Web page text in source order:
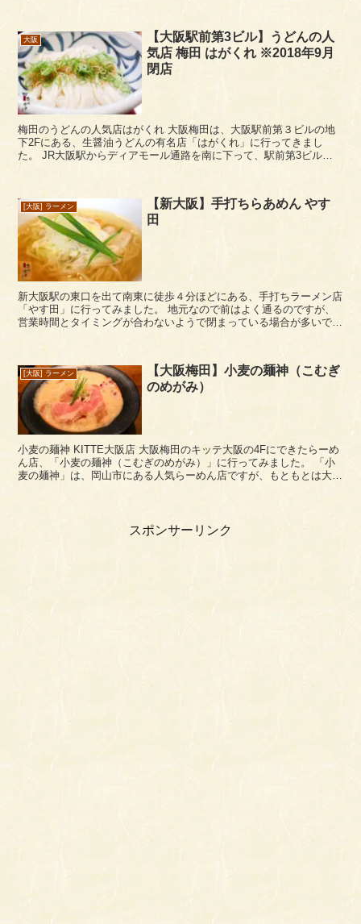
大阪
【大阪駅前第3ビル】うどんの人
気店 梅田 はがくれ ※2018年9月
閉店
梅田のうどんの人気店はがくれ 大阪梅田は、大阪駅前第３ビルの地
下2Fにある、生醤油うどんの有名店「はがくれ」に行ってきまし
た。 JR大阪駅からディアモール通路を南に下って、駅前第3ビルに
[大阪] ラーメン
【新大阪】手打ちらあめん やす
田
新大阪駅の東口を出て南東に徒歩４分ほどにある、手打ちラーメン店
「やす田」に行ってみました。 地元なので前はよく通るのですが、
営業時間とタイミングが合わないようで閉まっている場合が多いで
[大阪] ラーメン
【大阪梅田】小麦の麺神（こむぎ
のめがみ）
小麦の麺神 KITTE大阪店 大阪梅田のキッテ大阪の4Fにできたらーめ
ん店、「小麦の麺神（こむぎのめがみ）」に行ってみました。 「小
麦の麺神」は、岡山市にある人気らーめん店ですが、もともとは大阪
スポンサーリンク